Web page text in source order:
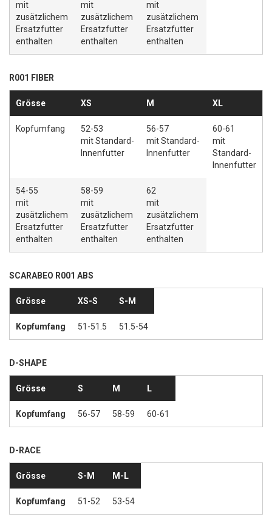
mit
zusätzlichem
Ersatzfutter
enthalten
mit
zusätzlichem
Ersatzfutter
enthalten
mit
zusätzlichem
Ersatzfutter
enthalten
R001 FIBER
Grösse XS M XL
Kopfumfang
52-53
mit Standard-
Innenfutter
56-57
mit Standard-
Innenfutter
60-61
mit
Standard-
Innenfutter
54-55
mit
zusätzlichem
Ersatzfutter
enthalten
58-59
mit
zusätzlichem
Ersatzfutter
enthalten
62
mit
zusätzlichem
Ersatzfutter
enthalten
SCARABEO R001 ABS
Grösse XS-S S-M
Kopfumfang 51-51.5 51.5-54
D-SHAPE
Grösse S M L
Kopfumfang 56-57 58-59 60-61
D-RACE
Grösse S-M M-L
Kopfumfang 51-52 53-54